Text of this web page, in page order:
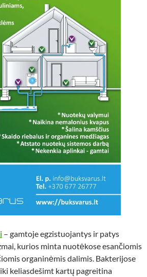
– gamtoje egzistuojantys ir patys
kurios minta nuotėkose esančiomis
organinėmis dalimis. Bakterijose
keliasdešimt kartų pagreitina